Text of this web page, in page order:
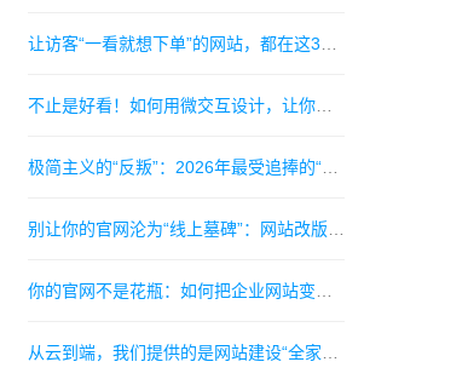
不止是好看！如何用微交互设计，让你的网站瞬间拥有“高级感”和“灵魂”
极简主义的“反叛”：2026年最受追捧的“极繁质感”视觉风